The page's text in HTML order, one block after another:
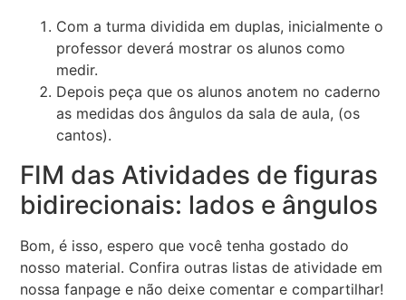
Com a turma dividida em duplas, inicialmente o
professor deverá mostrar os alunos como
medir.
Depois peça que os alunos anotem no caderno
as medidas dos ângulos da sala de aula, (os
cantos).
FIM das Atividades de figuras
bidirecionais: lados e ângulos
Bom, é isso, espero que você tenha gostado do
nosso material. Confira outras listas de atividade em
nossa fanpage e não deixe comentar e compartilhar!